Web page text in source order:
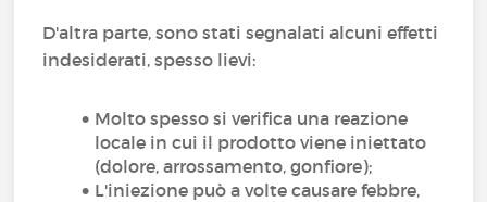
D'altra parte, sono stati segnalati alcuni effetti
indesiderati, spesso lievi:
Molto spesso si verifica una reazione
locale in cui il prodotto viene iniettato
(dolore, arrossamento, gonfiore);
L'iniezione può a volte causare febbre,